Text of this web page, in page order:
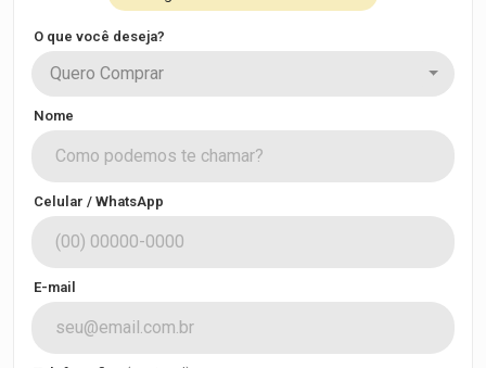
O que você deseja?
Quero Comprar
Nome
Celular / WhatsApp
E-mail